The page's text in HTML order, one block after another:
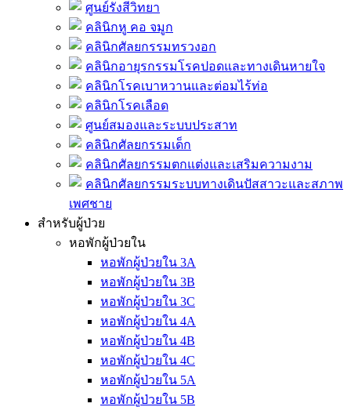
ศูนย์รังสีวิทยา
คลินิกหู คอ จมูก
คลินิกศัลยกรรมทรวงอก
คลินิกอายุรกรรมโรคปอดและทางเดินหายใจ
คลินิกโรคเบาหวานและต่อมไร้ท่อ
คลินิกโรคเลือด
ศูนย์สมองและระบบประสาท
คลินิกศัลยกรรมเด็ก
คลินิกศัลยกรรมตกแต่งและเสริมความงาม
คลินิกศัลยกรรมระบบทางเดินปัสสาวะและสภาพ
เพศชาย
สำหรับผู้ป่วย
หอพักผู้ป่วยใน
หอพักผู้ป่วยใน 3A
หอพักผู้ป่วยใน 3B
หอพักผู้ป่วยใน 3C
หอพักผู้ป่วยใน 4A
หอพักผู้ป่วยใน 4B
หอพักผู้ป่วยใน 4C
หอพักผู้ป่วยใน 5A
หอพักผู้ป่วยใน 5B